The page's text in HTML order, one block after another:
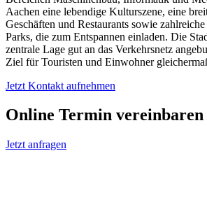
Aachen eine lebendige Kulturszene, eine
Geschäften und Restaurants sowie
Parks, die zum Entspannen einladen. Die
zentrale Lage gut an das Verkehrsnetz
Ziel für Touristen und Einwohner
Jetzt Kontakt aufnehmen
Online Termin vereinbaren
Jetzt anfragen